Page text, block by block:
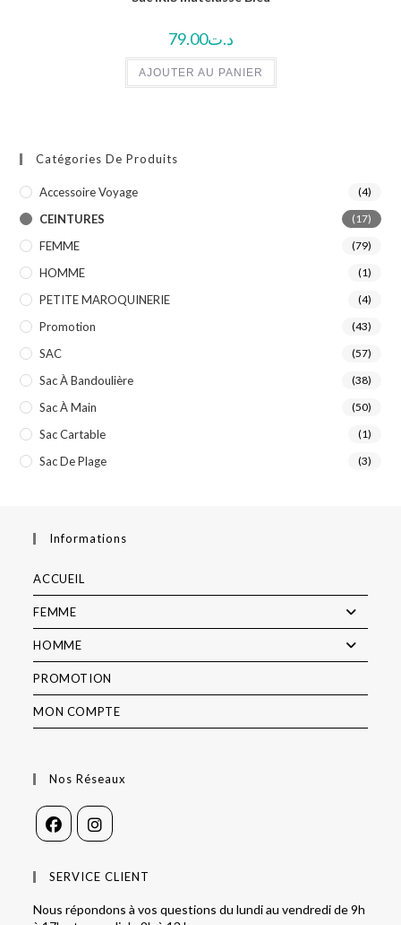
د.ت79.00
AJOUTER AU PANIER
Catégories De Produits
Accessoire Voyage (4)
CEINTURES (17)
FEMME (79)
HOMME (1)
PETITE MAROQUINERIE (4)
Promotion (43)
SAC (57)
Sac À Bandoulière (38)
Sac À Main (50)
Sac Cartable (1)
Sac De Plage (3)
Informations
ACCUEIL
FEMME
HOMME
PROMOTION
MON COMPTE
Nos Réseaux
SERVICE CLIENT
Nous répondons à vos questions du lundi au vendredi de 9h